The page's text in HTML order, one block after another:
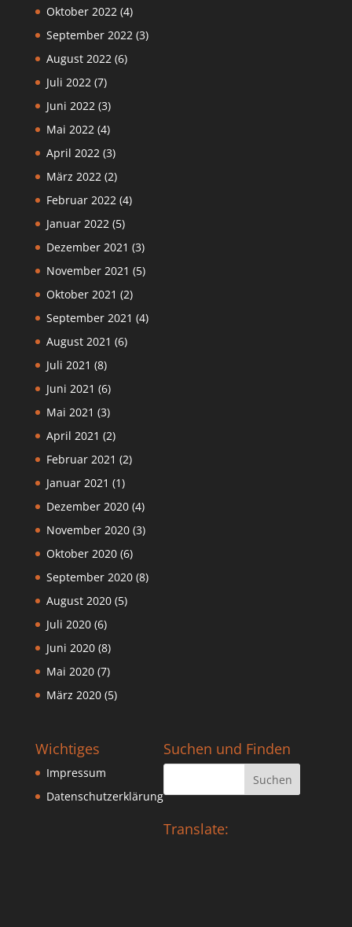
Oktober 2022 (4)
September 2022 (3)
August 2022 (6)
Juli 2022 (7)
Juni 2022 (3)
Mai 2022 (4)
April 2022 (3)
März 2022 (2)
Februar 2022 (4)
Januar 2022 (5)
Dezember 2021 (3)
November 2021 (5)
Oktober 2021 (2)
September 2021 (4)
August 2021 (6)
Juli 2021 (8)
Juni 2021 (6)
Mai 2021 (3)
April 2021 (2)
Februar 2021 (2)
Januar 2021 (1)
Dezember 2020(4)
November 2020(3)
Oktober 2020(6)
September 2020(8)
August 2020(5)
Juli 2020(6)
Juni 2020(8)
Mai 2020(7)
März 2020(5)
Wichtiges
Impressum
Datenschutzerklärung
Suchen und Finden
Translate: